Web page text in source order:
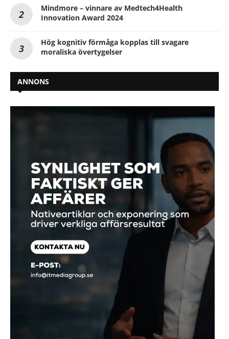
Mindmore – vinnare av Medtech4Health
Innovation Award 2024
Hög kognitiv förmåga kopplas till svagare
moraliska övertygelser
ANNONS